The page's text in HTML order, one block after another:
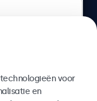
voor
en